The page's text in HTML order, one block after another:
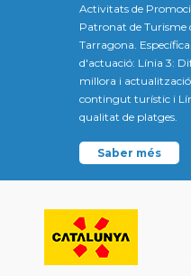
Activitats de
Patronat de Turisme
Tarragona.
d'actuació: Línia 3:
millora i
contingut turístic i
qualitat de platges.
Saber més